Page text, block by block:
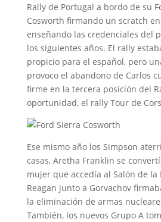
Rally de Portugal a bordo de su
Cosworth firmando un scratch
enseñando las credenciales del
los siguientes años. El rally
propicio para el español, pero
provoco el abandono de Carlos
firme en la tercera posición del
oportunidad, el rally Tour de
Ese mismo año los Simpson
casas, Aretha Franklin se
mujer que accedía al Salón de la
Reagan junto a Gorvachov
la eliminación de armas
También, los nuevos Grupo A